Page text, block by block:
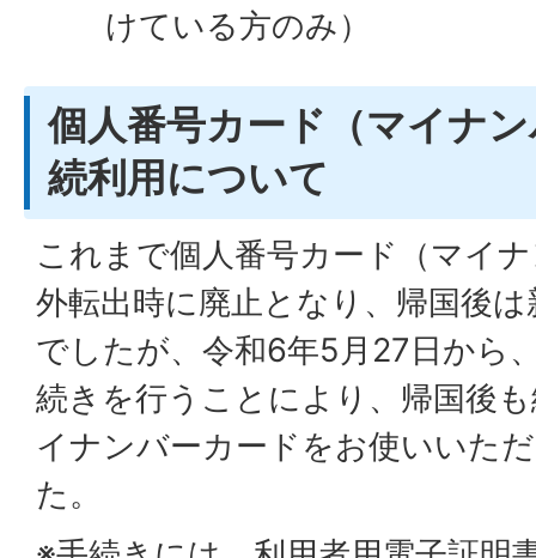
けている方のみ）
個人番号カード（マイナ
続利用について
これまで個人番号カード（マイ
外転出時に廃止となり、帰国後
でしたが、令和6年5月27日から
続きを行うことにより、帰国後
イナンバーカードをお使いいた
た。